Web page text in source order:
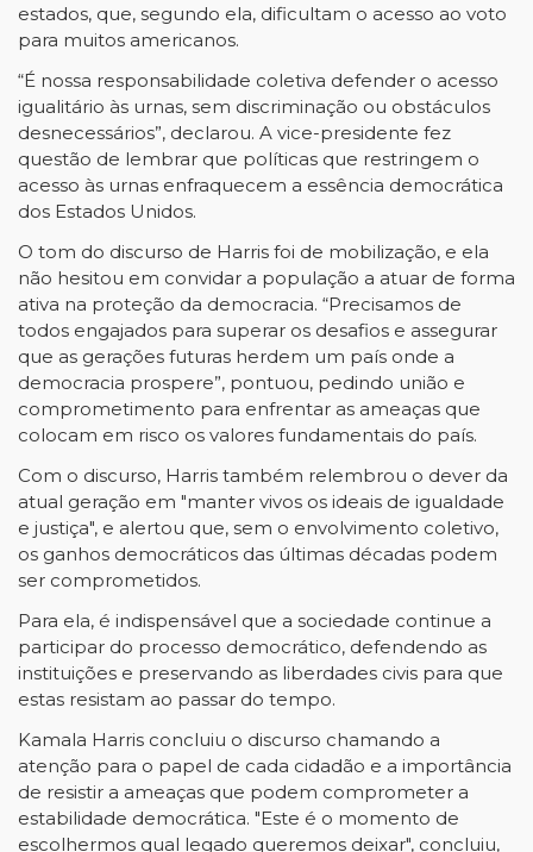
estados, que, segundo ela, dificultam o acesso ao voto
para muitos americanos.
“É nossa responsabilidade coletiva defender o acesso
igualitário às urnas, sem discriminação ou obstáculos
desnecessários”, declarou. A vice-presidente fez
questão de lembrar que políticas que restringem o
acesso às urnas enfraquecem a essência democrática
dos Estados Unidos.
O tom do discurso de Harris foi de mobilização, e ela
não hesitou em convidar a população a atuar de forma
ativa na proteção da democracia. “Precisamos de
todos engajados para superar os desafios e assegurar
que as gerações futuras herdem um país onde a
democracia prospere”, pontuou, pedindo união e
comprometimento para enfrentar as ameaças que
colocam em risco os valores fundamentais do país.
Com o discurso, Harris também relembrou o dever da
atual geração em "manter vivos os ideais de igualdade
e justiça", e alertou que, sem o envolvimento coletivo,
os ganhos democráticos das últimas décadas podem
ser comprometidos.
Para ela, é indispensável que a sociedade continue a
participar do processo democrático, defendendo as
instituições e preservando as liberdades civis para que
estas resistam ao passar do tempo.
Kamala Harris concluiu o discurso chamando a
atenção para o papel de cada cidadão e a importância
de resistir a ameaças que podem comprometer a
estabilidade democrática. "Este é o momento de
escolhermos qual legado queremos deixar", concluiu,